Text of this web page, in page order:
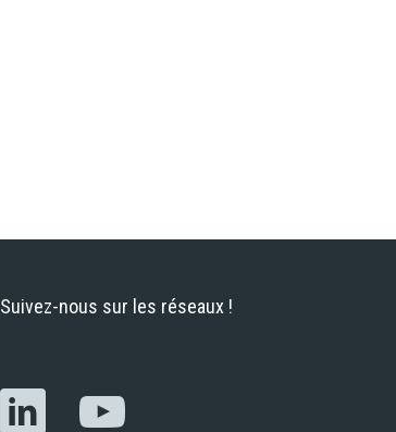
Suivez-nous sur les réseaux !